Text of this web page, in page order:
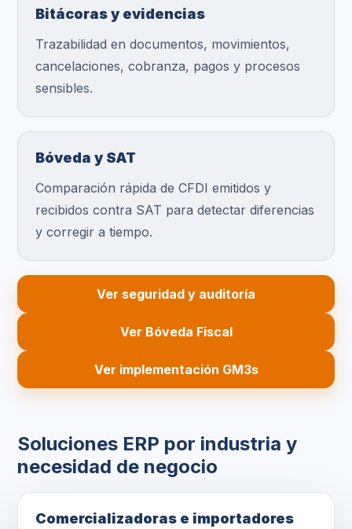
Bitácoras y evidencias
Trazabilidad en documentos, movimientos,
cancelaciones, cobranza, pagos y procesos
sensibles.
Bóveda y SAT
Comparación rápida de CFDI emitidos y
recibidos contra SAT para detectar diferencias
y corregir a tiempo.
Ver seguridad y auditoría
Ver Bóveda Fiscal
Ver implementación GM3s
Soluciones ERP por industria y
necesidad de negocio
Comercializadoras e importadores